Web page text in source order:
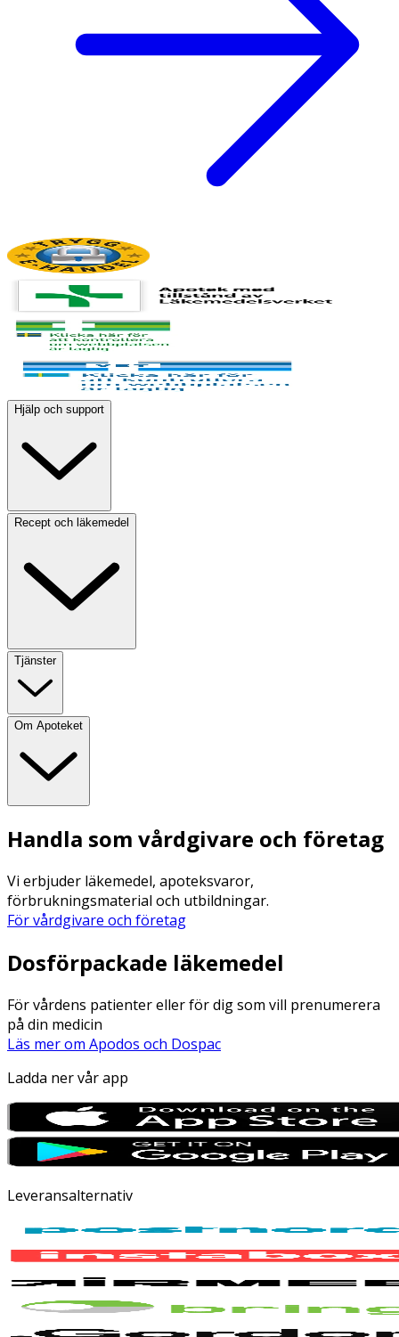
Hjälp och support
Recept och läkemedel
Tjänster
Om Apoteket
Handla som vårdgivare och företag
Vi erbjuder läkemedel, apoteksvaror,
förbrukningsmaterial och utbildningar.
För vårdgivare och företag
Dosförpackade läkemedel
För vårdens patienter eller för dig som vill prenumerera
på din medicin
Läs mer om Apodos och Dospac
Ladda ner vår app
Leveransalternativ